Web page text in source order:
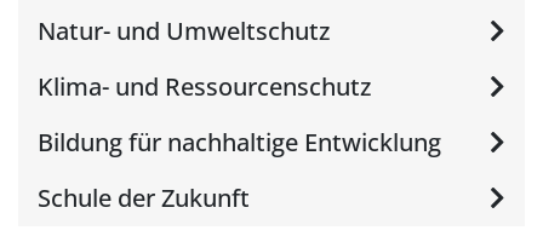
Natur- und Umweltschutz
Klima- und Ressourcenschutz
Bildung für nachhaltige Entwicklung
Schule der Zukunft